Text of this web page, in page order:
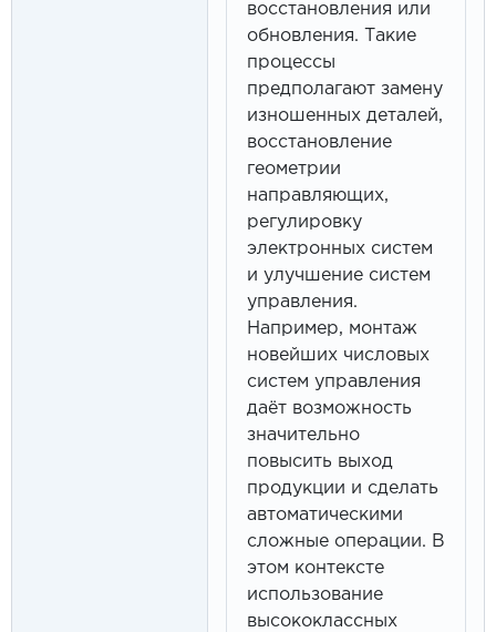
восстановления или
обновления. Такие
процессы
предполагают замену
изношенных деталей,
восстановление
геометрии
направляющих,
регулировку
электронных систем
и улучшение систем
управления.
Например, монтаж
новейших числовых
систем управления
даёт возможность
значительно
повысить выход
продукции и сделать
автоматическими
сложные операции. В
этом контексте
использование
высококлассных